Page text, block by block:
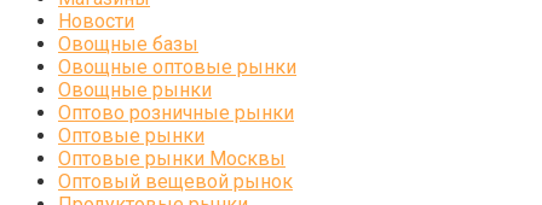
Новости
Овощные базы
Овощные оптовые рынки
Овощные рынки
Оптово розничные рынки
Оптовые рынки
Оптовые рынки Москвы
Оптовый вещевой рынок